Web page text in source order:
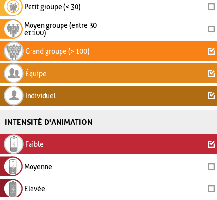
Petit groupe (< 30)
Moyen groupe (entre 30
et 100)
Grand groupe (> 100)
Équipe
Individuel
INTENSITÉ D'ANIMATION
Faible
Moyenne
Élevée